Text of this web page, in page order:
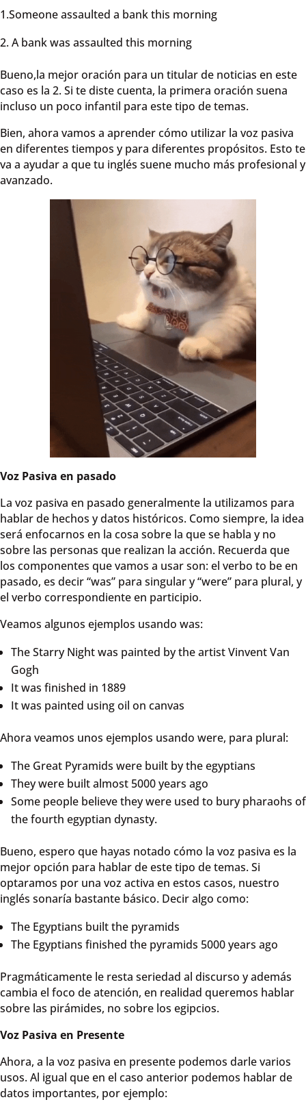
1.Someone assaulted a bank this morning
A bank was assaulted this morning
Bueno,la mejor oración para un titular de noticias en este
caso es la 2. Si te diste cuenta, la primera oración suena
incluso un poco infantil para este tipo de temas.
Bien, ahora vamos a aprender cómo utilizar la voz pasiva
en diferentes tiempos y para diferentes propósitos. Esto te
va a ayudar a que tu inglés suene mucho más profesional y
avanzado.
Voz Pasiva en pasado
La voz pasiva en pasado generalmente la utilizamos para
hablar de hechos y datos históricos. Como siempre, la idea
será enfocarnos en la cosa sobre la que se habla y no
sobre las personas que realizan la acción. Recuerda que
los componentes que vamos a usar son: el verbo to be en
pasado, es decir “was” para singular y “were” para plural, y
el verbo correspondiente en participio.
Veamos algunos ejemplos usando was:
The Starry Night was painted by the artist Vinvent Van
Gogh
It was finished in 1889
It was painted using oil on canvas
Ahora veamos unos ejemplos usando were, para plural:
The Great Pyramids were built by the egyptians
They were built almost 5000 years ago
Some people believe they were used to bury pharaohs of
the fourth egyptian dynasty.
Bueno, espero que hayas notado cómo la voz pasiva es la
mejor opción para hablar de este tipo de temas. Si
optaramos por una voz activa en estos casos, nuestro
inglés sonaría bastante básico. Decir algo como:
The Egyptians built the pyramids
The Egyptians finished the pyramids 5000 years ago
Pragmáticamente le resta seriedad al discurso y además
cambia el foco de atención, en realidad queremos hablar
sobre las pirámides, no sobre los egipcios.
Voz Pasiva en Presente
Ahora, a la voz pasiva en presente podemos darle varios
usos. Al igual que en el caso anterior podemos hablar de
datos importantes, por ejemplo: